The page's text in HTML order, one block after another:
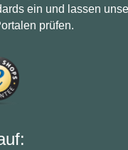
ein und lassen
prüfen.